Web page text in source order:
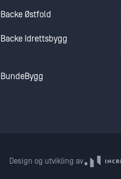
Backe Østfold
Backe Idrettsbygg
BundeBygg
Design og utvikling av